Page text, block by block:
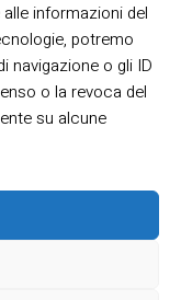
informazioni del
potremo
navigazione o gli ID
o la revoca del
su alcune